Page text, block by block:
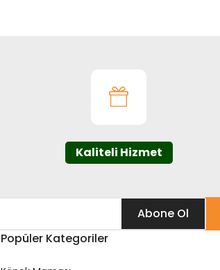
Kaliteli Hizmet
Abone Ol
Popüler Kategoriler